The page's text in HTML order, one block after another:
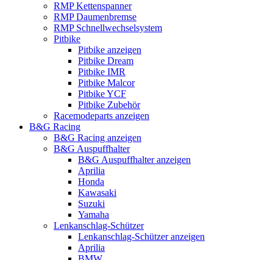
RMP Kettenspanner
RMP Daumenbremse
RMP Schnellwechselsystem
Pitbike
Pitbike anzeigen
Pitbike Dream
Pitbike IMR
Pitbike Malcor
Pitbike YCF
Pitbike Zubehör
Racemodeparts anzeigen
B&G Racing
B&G Racing anzeigen
B&G Auspuffhalter
B&G Auspuffhalter anzeigen
Aprilia
Honda
Kawasaki
Suzuki
Yamaha
Lenkanschlag-Schützer
Lenkanschlag-Schützer anzeigen
Aprilia